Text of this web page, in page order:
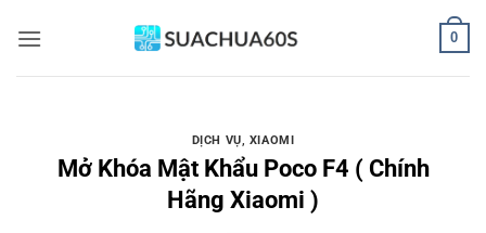
qua
0
DỊCH VỤ, XIAOMI
Mở Khóa Mật Khẩu Poco F4 ( Chính
Hãng Xiaomi )